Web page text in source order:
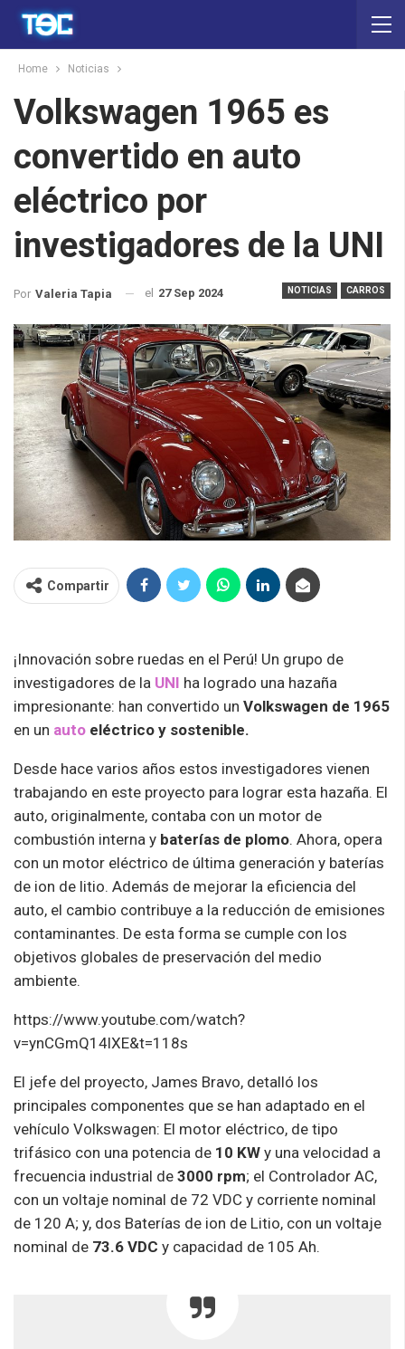
Home Noticias
Volkswagen 1965 es
convertido en auto
eléctrico por
investigadores de la UNI
NOTICIAS CARROS
Por Valeria Tapia el 27 Sep 2024
Compartir
¡Innovación sobre ruedas en el Perú! Un grupo de
investigadores de la UNI ha logrado una hazaña
impresionante: han convertido un Volkswagen de 1965
en un auto eléctrico y sostenible.
Desde hace varios años estos investigadores vienen
trabajando en este proyecto para lograr esta hazaña. El
auto, originalmente, contaba con un motor de
combustión interna y baterías de plomo. Ahora, opera
con un motor eléctrico de última generación y baterías
de ion de litio. Además de mejorar la eficiencia del
auto, el cambio contribuye a la reducción de emisiones
contaminantes. De esta forma se cumple con los
objetivos globales de preservación del medio
ambiente.
https://www.youtube.com/watch?
v=ynCGmQ14lXE&t=118s
El jefe del proyecto, James Bravo, detalló los
principales componentes que se han adaptado en el
vehículo Volkswagen: El motor eléctrico, de tipo
trifásico con una potencia de 10 KW y una velocidad a
frecuencia industrial de 3000 rpm; el Controlador AC,
con un voltaje nominal de 72 VDC y corriente nominal
de 120 A; y, dos Baterías de ion de Litio, con un voltaje
nominal de 73.6 VDC y capacidad de 105 Ah.